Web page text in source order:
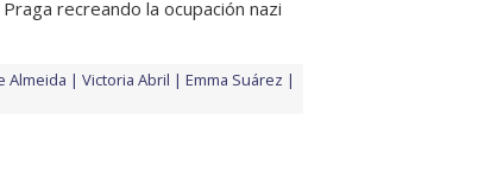
recreando la ocupación nazi
Almeida Victoria Abril
Emma Suárez